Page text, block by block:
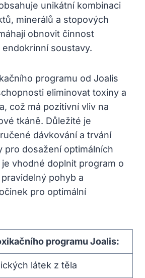
unikátní kombinaci
minerálů a stopových
obnovit činnost
soustavy.
programu od Joalis
eliminovat toxiny a
což má pozitivní vliv na
tkáně. Důležité je
dávkování a trvání
pro dosažení optimálních
vhodné doplnit program o
pohyb a
pro optimální
programu Joalis:
látek z těla